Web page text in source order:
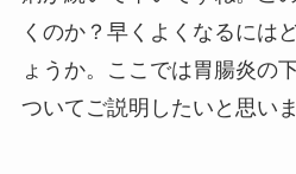
くのか？早くよくなるには
ょうか。ここでは胃腸炎の
ついてご説明したいと思いま